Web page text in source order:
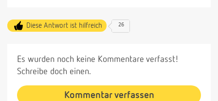
Diese Antwort ist hilfreich 26
Es wurden noch keine Kommentare verfasst!
Schreibe doch einen.
Kommentar verfassen